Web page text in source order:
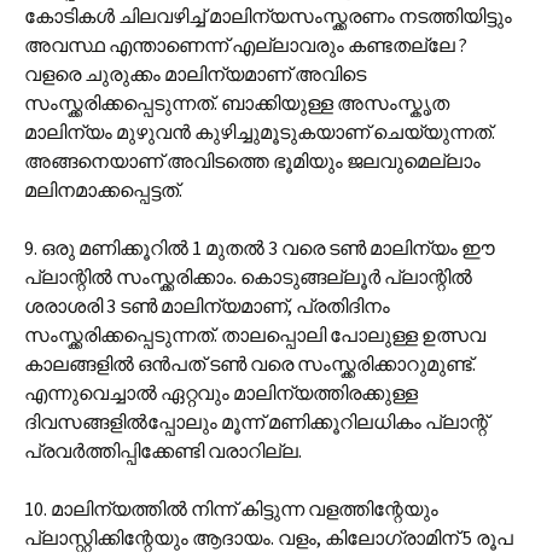
കോടികൾ ചിലവഴിച്ച് മാലിന്യസംസ്ക്കരണം നടത്തിയിട്ടും
അവസ്ഥ എന്താണെന്ന് എല്ലാവരും കണ്ടതല്ലേ ?
വളരെ ചുരുക്കം മാലിന്യമാണ് അവിടെ
സംസ്ക്കരിക്കപ്പെടുന്നത്. ബാക്കിയുള്ള അസംസ്കൃത
മാലിന്യം മുഴുവൻ കുഴിച്ചുമൂടുകയാണ് ചെയ്യുന്നത്.
അങ്ങനെയാണ് അവിടത്തെ ഭൂമിയും ജലവുമെല്ലാം
മലിനമാക്കപ്പെട്ടത്.
9. ഒരു മണിക്കൂറിൽ 1 മുതൽ 3 വരെ ടൺ മാലിന്യം ഈ
പ്ലാന്റിൽ സംസ്ക്കരിക്കാം. കൊടുങ്ങല്ലൂർ പ്ലാന്റിൽ
ശരാശരി 3 ടൺ മാലിന്യമാണ്, പ്രതിദിനം
സംസ്ക്കരിക്കപ്പെടുന്നത്. താലപ്പൊലി പോലുള്ള ഉത്സവ
കാലങ്ങളിൽ ഒൻപത് ടൺ വരെ സംസ്ക്കരിക്കാറുമുണ്ട്.
എന്നുവെച്ചാൽ ഏറ്റവും മാലിന്യത്തിരക്കുള്ള
ദിവസങ്ങളിൽ‌പ്പോലും മൂന്ന് മണിക്കൂറിലധികം പ്ലാന്റ്
പ്രവർത്തിപ്പിക്കേണ്ടി വരാറില്ല.
10. മാലിന്യത്തിൽ നിന്ന് കിട്ടുന്ന വളത്തിന്റേയും
പ്ലാസ്റ്റിക്കിന്റേയും ആദായം. വളം, കിലോഗ്രാമിന് 5 രൂപ